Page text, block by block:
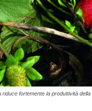
riduce fortemente la produttività della